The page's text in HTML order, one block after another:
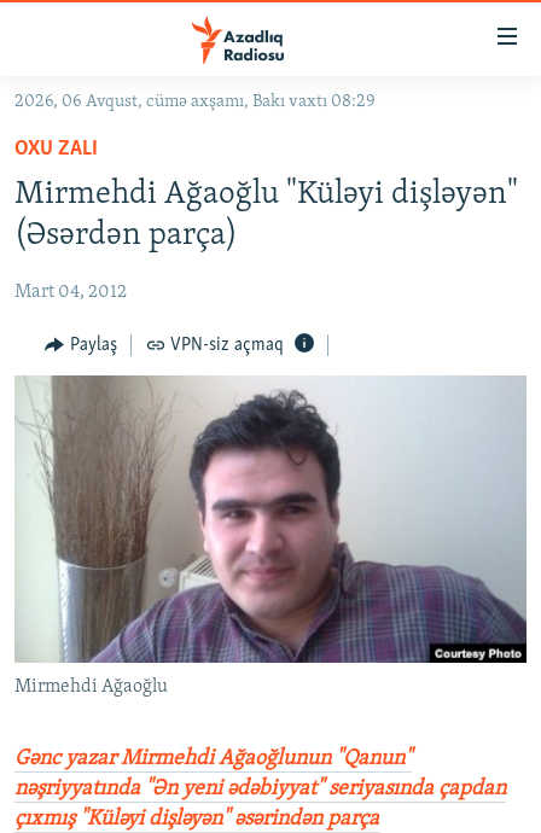
Əsas
qayıt
Əsas
naviqasiyaya
qayıt
KORRUPSIOMETR
#ƏSLINDƏ
FƏRQƏ BAX
QANUNI DOĞRU
MULTIMEDIA
VIDEO
FOTOQALEREYA
İNFOQRAFIKA
KARIKATURA
RADIO ARXIV
OXU ZALI
AZƏRBAYCAN ƏDƏBIYYATI KITABXANASI
İSLAM VƏ DEMOKRATIYA
İZ - MƏDƏNIYYƏT PROQRAMI
HAQQIMIZDA
MISSIYAMIZ
PEŞƏ ETIKASI VƏ JURNALISTIKA STANDARTLARIMIZ
MATERIALLARIMIZDAN ISTIFADƏ
AZADLIQRADIOSU MOBIL TELEFONUNUZDA
XƏBƏR BÜLLETENLƏRIMIZ
BIZI IZLƏ
RFE/RL-in bütün saytları
2026, 06 Avqust, cümə axşamı, Bakı vaxtı 08:29
OXU ZALI
Mirmehdi Ağaoğlu "Küləyi dişləyən"
(Əsərdən parça)
Mart 04, 2012
Paylaş VPN-siz açmaq
Mirmehdi Ağaoğlu
Gənc yazar Mirmehdi Ağaoğlunun "Qanun"
nəşriyyatında "Ən yeni ədəbiyyat" seriyasında çapdan
çıxmış "Küləyi dişləyən" əsərindən parça